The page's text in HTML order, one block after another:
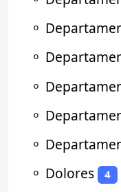
⚬
⚬
⚬
⚬
⚬
⚬ Dolores 4